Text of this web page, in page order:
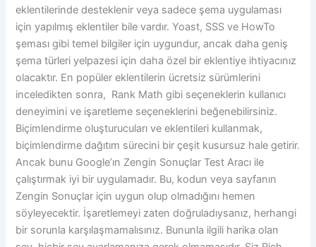
eklentilerinde desteklenir veya sadece şema uygulaması
için yapılmış eklentiler bile vardır. Yoast, SSS ve HowTo
şeması gibi temel bilgiler için uygundur, ancak daha geniş
şema türleri yelpazesi için daha özel bir eklentiye ihtiyacınız
olacaktır. En popüler eklentilerin ücretsiz sürümlerini
inceledikten sonra, Rank Math gibi seçeneklerin kullanıcı
deneyimini ve işaretleme seçeneklerini beğenebilirsiniz.
Biçimlendirme oluşturucuları ve eklentileri kullanmak,
biçimlendirme dağıtım sürecini bir çeşit kusursuz hale getirir.
Ancak bunu Google’ın Zengin Sonuçlar Test Aracı ile
çalıştırmak iyi bir uygulamadır. Bu, kodun veya sayfanın
Zengin Sonuçlar için uygun olup olmadığını hemen
söyleyecektir. İşaretlemeyi zaten doğruladıysanız, herhangi
bir sorunla karşılaşmamalısınız. Bununla ilgili harika olan